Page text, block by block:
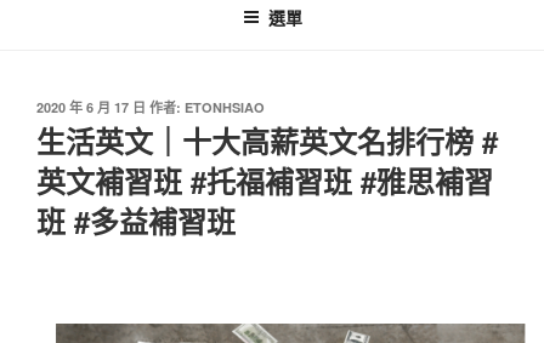
選單
發
佈
於
2020 年 6 月 17 日 作者: ETONHSIAO
生活英文｜十大高薪英文名排行榜 #
英文補習班 #托福補習班 #雅思補習
班 #多益補習班